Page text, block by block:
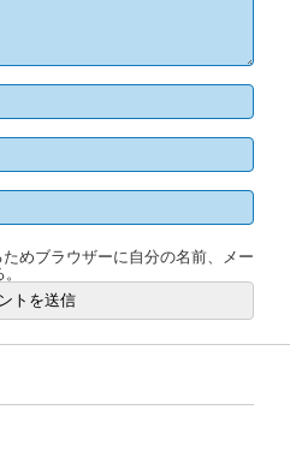
めブラウザーに自分の名前、メー